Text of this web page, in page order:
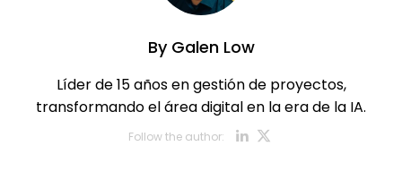
ByGalen Low
Líder de 15 años en gestión de proyectos,
transformando el área digital en la era de la IA.
Follow the author: Opens new